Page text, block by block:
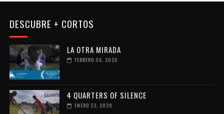
DESCUBRE + CORTOS
LA OTRA MIRADA
FEBRERO 06, 2020
4 QUARTERS OF SILENCE
ENERO 23, 2020